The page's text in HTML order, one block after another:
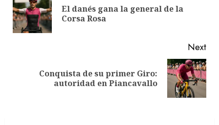
El danés gana la general de la
Corsa Rosa
Next
Conquista de su primer Giro:
autoridad en Piancavallo